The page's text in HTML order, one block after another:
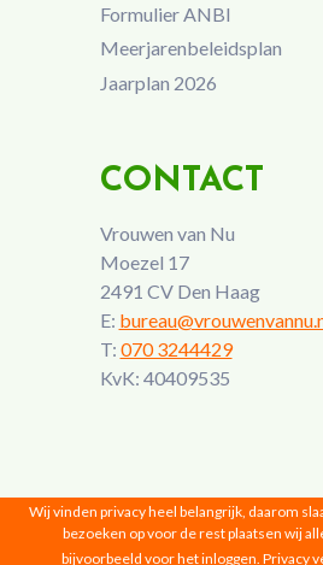
Formulier ANBI
Meerjarenbeleidsplan
Jaarplan 2026
CONTACT
Vrouwen van Nu
Moezel 17
2491 CV Den Haag
E:
T: 070 3244429
KvK: 40409535
Vrouwen van Nu © 2026 |
Wij vinden privacy heel belangrijk, daarom
bezoeken op voor de rest plaatsen wij
bijvoorbeeld voor het inloggen. Privacy